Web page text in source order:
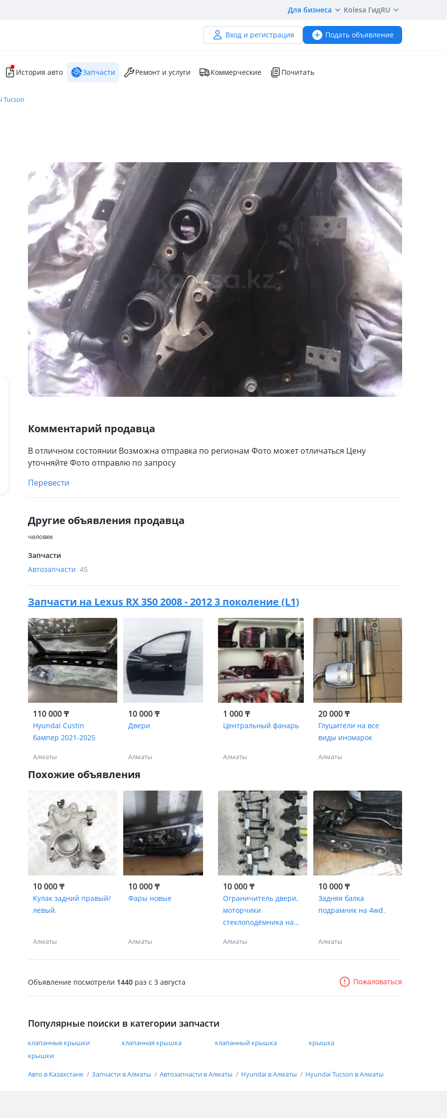
Для бизнеса Kolesa ГидRU
Вход и регистрация Подать объявление
История авто Запчасти Ремонт и услуги Коммерческие Почитать
Tucson
Комментарий продавца
В отличном состоянии Возможна отправка по регионам Фото может отличаться Цену
уточняйте Фото отправлю по запросу
Перевести
Другие объявления продавца
человек
Запчасти
Автозапчасти 45
Запчасти на Lexus RX 350 2008 - 2012 3 поколение (L1)
110 000 ₸
Hyundai Custin
бампер 2021-2025
Алматы
10 000 ₸
Двери
Алматы
1 000 ₸
Центральный фанарь
Алматы
20 000 ₸
Глушители на все
виды иномарок
Алматы
Похожие объявления
10 000 ₸
Кулак задний правый/
левый.
Алматы
10 000 ₸
Фары новые
Алматы
10 000 ₸
Ограничитель двери,
моторчики
стеклоподёмника на
Алматы
10 000 ₸
Задняя балка
подрамник на 4wd.
Алматы
Объявление посмотрели 1440 раз c 3 августа Пожаловаться
Популярные поиски в категории запчасти
клапанные крышки клапанная крышка клапанный крышка
крышка
крышки
Авто в Казахстане Запчасти в Алматы Автозапчасти в Алматы Hyundai в Алматы Hyundai Tucson в Алматы